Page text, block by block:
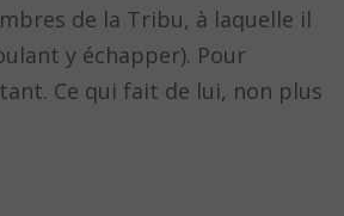
de la Tribu, à laquelle il
y échapper). Pour
Ce qui fait de lui, non plus